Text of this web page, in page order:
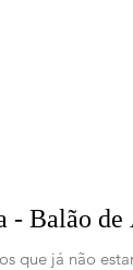
- Balão de
que já não